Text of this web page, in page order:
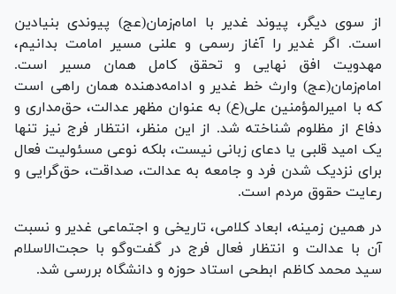
از سوی دیگر، پیوند غدیر با امام‌زمان(عج) پیوندی بنیادین
است. اگر غدیر را آغاز رسمی و علنی مسیر امامت بدانیم،
مهدویت افق نهایی و تحقق کامل همان مسیر است.
امام‌زمان(عج) وارث خط غدیر و ادامه‌دهنده همان راهی است
که با امیرالمؤمنین علی(ع) به عنوان مظهر عدالت، حق‌مداری و
دفاع از مظلوم شناخته شد. از این منظر، انتظار فرج نیز تنها
یک امید قلبی یا دعای زبانی نیست، بلکه نوعی مسئولیت فعال
برای نزدیک شدن فرد و جامعه به عدالت، صداقت، حق‌گرایی و
رعایت حقوق مردم است.
در همین زمینه، ابعاد کلامی، تاریخی و اجتماعی غدیر و نسبت
آن با عدالت و انتظار فعال فرج در گفت‌وگو با حجت‌الاسلام
سید محمد کاظم ابطحی استاد حوزه و دانشگاه بررسی شد.